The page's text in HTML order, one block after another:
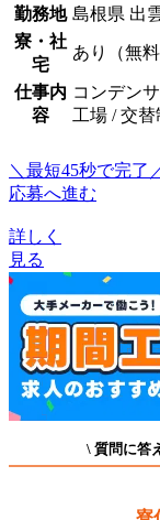
勤務地 島根県 出
寮・社
宅
あり（無料
仕事内
容
コンデン
工場 / 交替
＼最短45秒で完了
応募へ進む
詳しく
見る
\ 質問に答